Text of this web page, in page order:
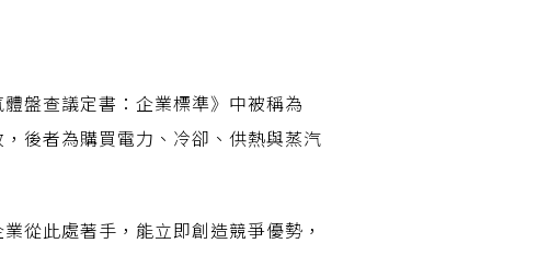
盤查議定書：企業標準》中被稱為
後者為購買電力、冷卻、供熱與蒸汽
從此處著手，能立即創造競爭優勢，